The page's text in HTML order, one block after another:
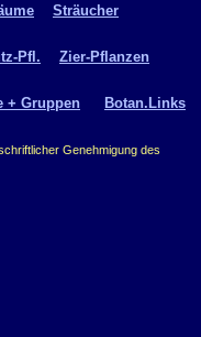
Sträucher
Pfl. Zier-Pflanzen
+ Gruppen Botan.Links
Genehmigung des